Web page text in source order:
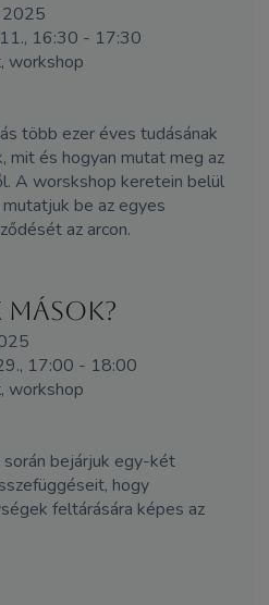
2025
16:30 - 17:30
workshop
több ezer éves tudásának
mit és hogyan mutat meg az
A worskshop keretein belül
be az egyes
az arcon.
17:00 - 18:00
workshop
bejárjuk egy-két
hogy
feltárására képes az